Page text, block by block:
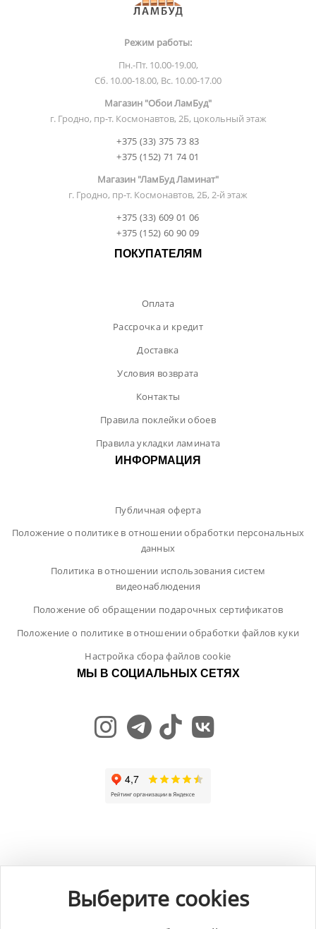
Режим работы:
Пн.-Пт. 10.00-19.00,
Сб. 10.00-18.00, Вс. 10.00-17.00
Магазин "Обои ЛамБуд"
г. Гродно, пр-т. Космонавтов, 2Б, цокольный этаж
+375 (33) 375 73 83
+375 (152) 71 74 01
Магазин "ЛамБуд Ламинат"
г. Гродно, пр-т. Космонавтов, 2Б, 2-й этаж
+375 (33) 609 01 06
+375 (152) 60 90 09
ПОКУПАТЕЛЯМ
Оплата
Рассрочка и кредит
Доставка
Условия возврата
Контакты
Правила поклейки обоев
Правила укладки ламината
ИНФОРМАЦИЯ
Публичная оферта
Положение о политике в отношении обработки персональных
данных
Политика в отношении использования систем
видеонаблюдения
Положение об обращении подарочных сертификатов
Положение о политике в отношении обработки файлов куки
Настройка сбора файлов cookie
МЫ В СОЦИАЛЬНЫХ СЕТЯХ
выданное Главным управлением юстиции Гродненского
горисполкома.
Выберите cookies